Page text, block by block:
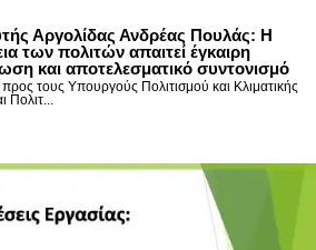
Αργολίδας Ανδρέας Πουλάς: Η
των πολιτών απαιτεί έγκαιρη
και αποτελεσματικό συντονισμό
τους Υπουργούς Πολιτισμού και Κλιματικής
Πολιτ...